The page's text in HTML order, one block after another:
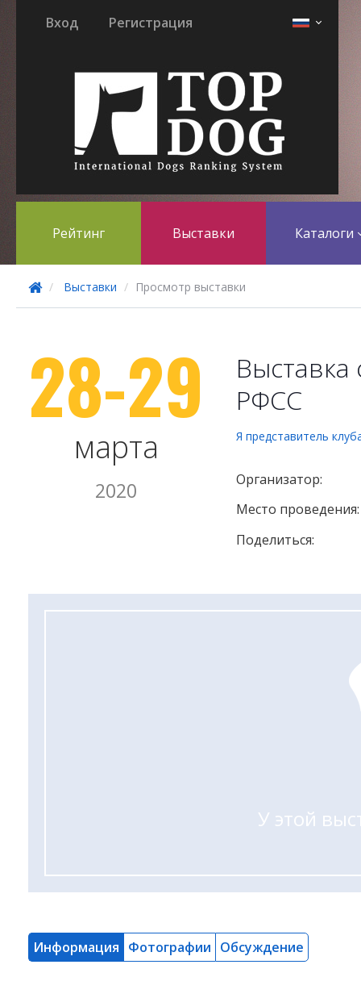
Вход Регистрация
Рейтинг Выставки Каталоги
Выставки Просмотр выставки
28-29
марта
2020
РФСС
Я представитель
Организатор:
Место проведения:
Поделиться:
У этой
Информация Фотографии Обсуждение